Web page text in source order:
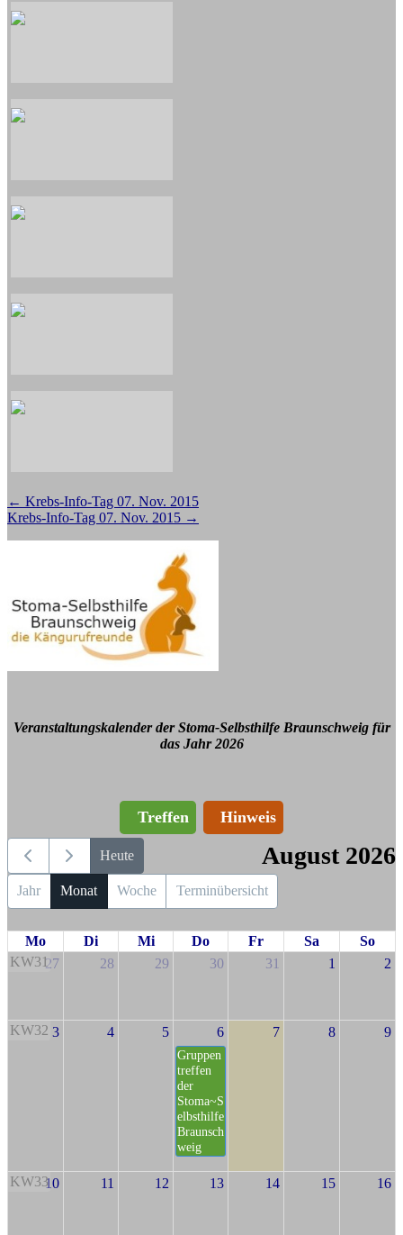
Beitragsnavigation
← Krebs-Info-Tag 07. Nov. 2015
Krebs-Info-Tag 07. Nov. 2015 →
Veranstaltungskalender der Stoma-Selbsthilfe Braunschweig für
das Jahr 2026
Treffen Hinweis
Heute August 2026
Jahr Monat Woche Terminübersicht
Mo Di Mi Do Fr Sa
So
KW3127 28 29 30 31 1 2
KW32 3 4 5 6
Gruppen
treffen
der
Stoma~S
elbsthilfe
Braunsch
weig
7 8 9
KW3310 11 12 13 14 15 16